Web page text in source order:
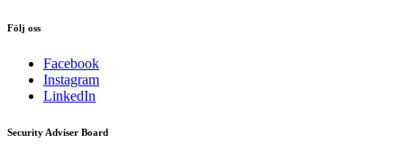
Följ oss
Facebook
Instagram
LinkedIn
Security Adviser Board